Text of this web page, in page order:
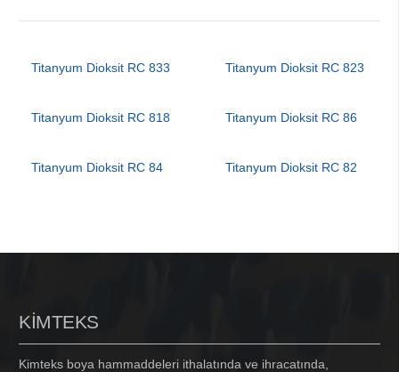
Titanyum Dioksit RC 833 Titanyum Dioksit RC 823
Titanyum Dioksit RC 818 Titanyum Dioksit RC 86
Titanyum Dioksit RC 84 Titanyum Dioksit RC 82
KİMTEKS
Kimteks boya hammaddeleri ithalatında ve ihracatında,